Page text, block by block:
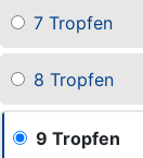
7 Tropfen
8 Tropfen
9 Tropfen